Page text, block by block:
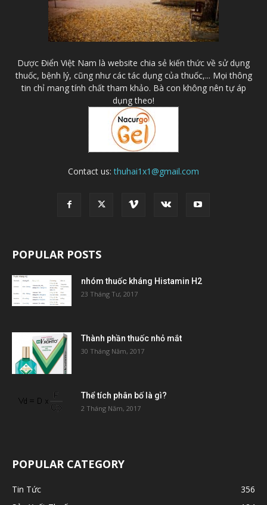
Dược Điển Việt Nam là website chia sẻ kiến thức về sử dụng
thuốc, bệnh lý, cũng như các tác dụng của thuốc,... Mọi thông
tin chỉ mang tính chất tham khảo. Bà con không nên tự áp
dụng theo!
Contact us:thuhai1x1@gmail.com
POPULAR POSTS
nhóm thuốc kháng Histamin H2
23 Tháng Tư, 2017
Thành phần thuốc nhỏ mắt
30 Tháng Năm, 2017
Thể tích phân bố là gì?
2 Tháng Năm, 2017
POPULAR CATEGORY
Tin Tức
356